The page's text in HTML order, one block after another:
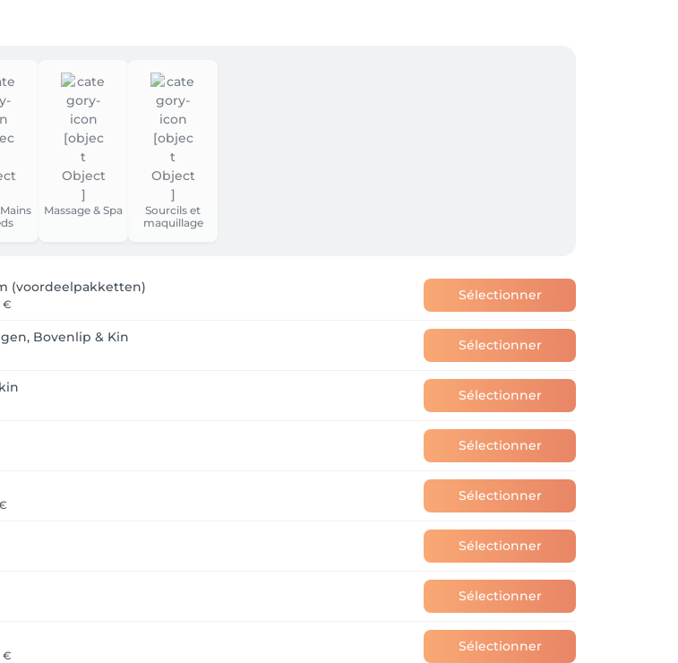
1 euro af van je kaart. Dit is de enige manier dat ons systeem kan verifiëren of je
geen geld van je kaart af. Pas op de dag van je afspraak zullen de volgende
reminder mail van ons)
de geboekte afspraak in rekening gebracht.
gebracht.
betalen in het salon met cash of via Payconiq.
policy zal enkel in rekening gebracht worden indien de voorwaarden niet
Massage & Spa
Sourcils et
maquillage
(voordeelpakketten)
€
Sélectionner
Bovenlip & Kin Sélectionner
Sélectionner
Sélectionner
Sélectionner
Sélectionner
Sélectionner
€
Sélectionner